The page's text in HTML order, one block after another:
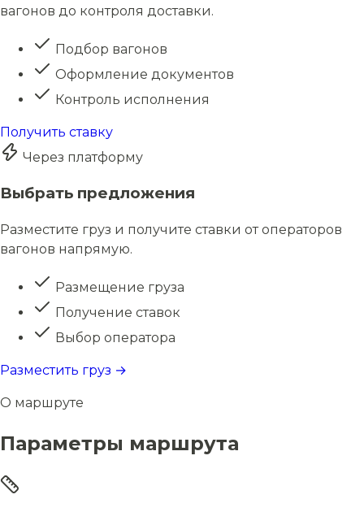
вагонов до контроля доставки.
Подбор вагонов
Оформление документов
Контроль исполнения
Получить ставку
Через платформу
Выбрать предложения
Разместите груз и получите ставки от операторов
вагонов напрямую.
Размещение груза
Получение ставок
Выбор оператора
Разместить груз →
О маршруте
Параметры маршрута